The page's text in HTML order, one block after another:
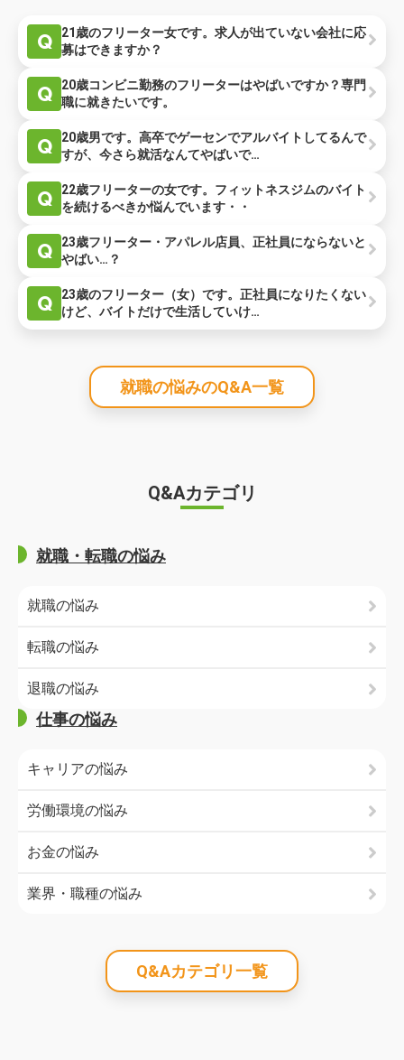
Q
21歳のフリーター女です。求人が出ていない会社に応
募はできますか？
Q
20歳コンビニ勤務のフリーターはやばいですか？専門
職に就きたいです。
Q
20歳男です。高卒でゲーセンでアルバイトしてるんで
すが、今さら就活なんてやばいで…
Q
22歳フリーターの女です。フィットネスジムのバイト
を続けるべきか悩んでいます・・
Q
23歳フリーター・アパレル店員、正社員にならないと
やばい…？
Q
23歳のフリーター（女）です。正社員になりたくない
けど、バイトだけで生活していけ…
就職の悩みのQ&A一覧
Q&Aカテゴリ
就職・転職の悩み
就職の悩み
転職の悩み
退職の悩み
仕事の悩み
キャリアの悩み
労働環境の悩み
お金の悩み
業界・職種の悩み
Q&Aカテゴリ一覧